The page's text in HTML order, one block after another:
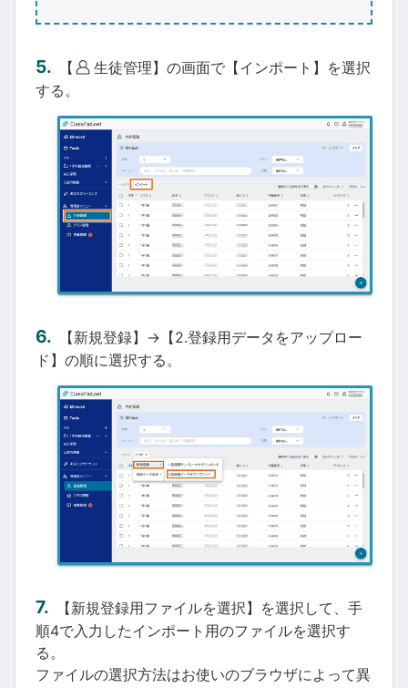
【
生徒管理】の画面で【インポート】を選択
する。
【新規登録】→【2.登録用データをアップロー
ド】の順に選択する。
【新規登録用ファイルを選択】を選択して、手
順4で入力したインポート用のファイルを選択す
る。
ファイルの選択方法はお使いのブラウザによって異